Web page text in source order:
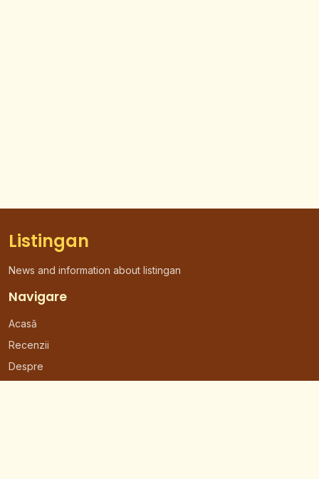
Listingan
News and information about listingan
Navigare
Acasă
Recenzii
Despre